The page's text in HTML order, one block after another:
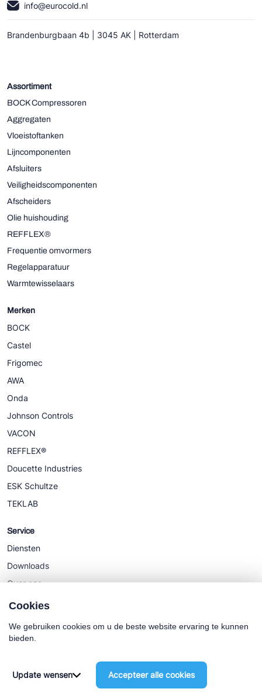
info@eurocold.nl
Brandenburgbaan 4b | 3045 AK | Rotterdam
Assortiment
BOCK Compressoren
Aggregaten
Vloeistoftanken
Lijncomponenten
Afsluiters
Veiligheidscomponenten
Afscheiders
Olie huishouding
REFFLEX®
Frequentie omvormers
Regelapparatuur
Warmtewisselaars
Merken
BOCK
Castel
Frigomec
AWA
Onda
Johnson Controls
VACON
REFFLEX®
Doucette Industries
ESK Schultze
TEKLAB
Service
Diensten
Downloads
Over ons
Nieuws
Algemene Voorwaarden
Cookies
We gebruiken cookies om u de beste website ervaring te kunnen
bieden.
Update wensen Accepteer alle cookies